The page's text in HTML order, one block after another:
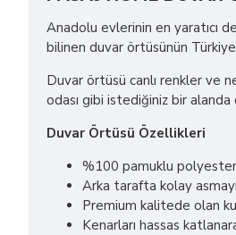
Anadolu evlerinin en yaratıcı
bilinen duvar örtüsünün
Duvar örtüsü canlı renkler ve
odası gibi istediğiniz bir
Duvar Örtüsü Özellikleri
%100 pamuklu
Arka tarafta kolay
Premium kalitede olan
Kenarları hassas